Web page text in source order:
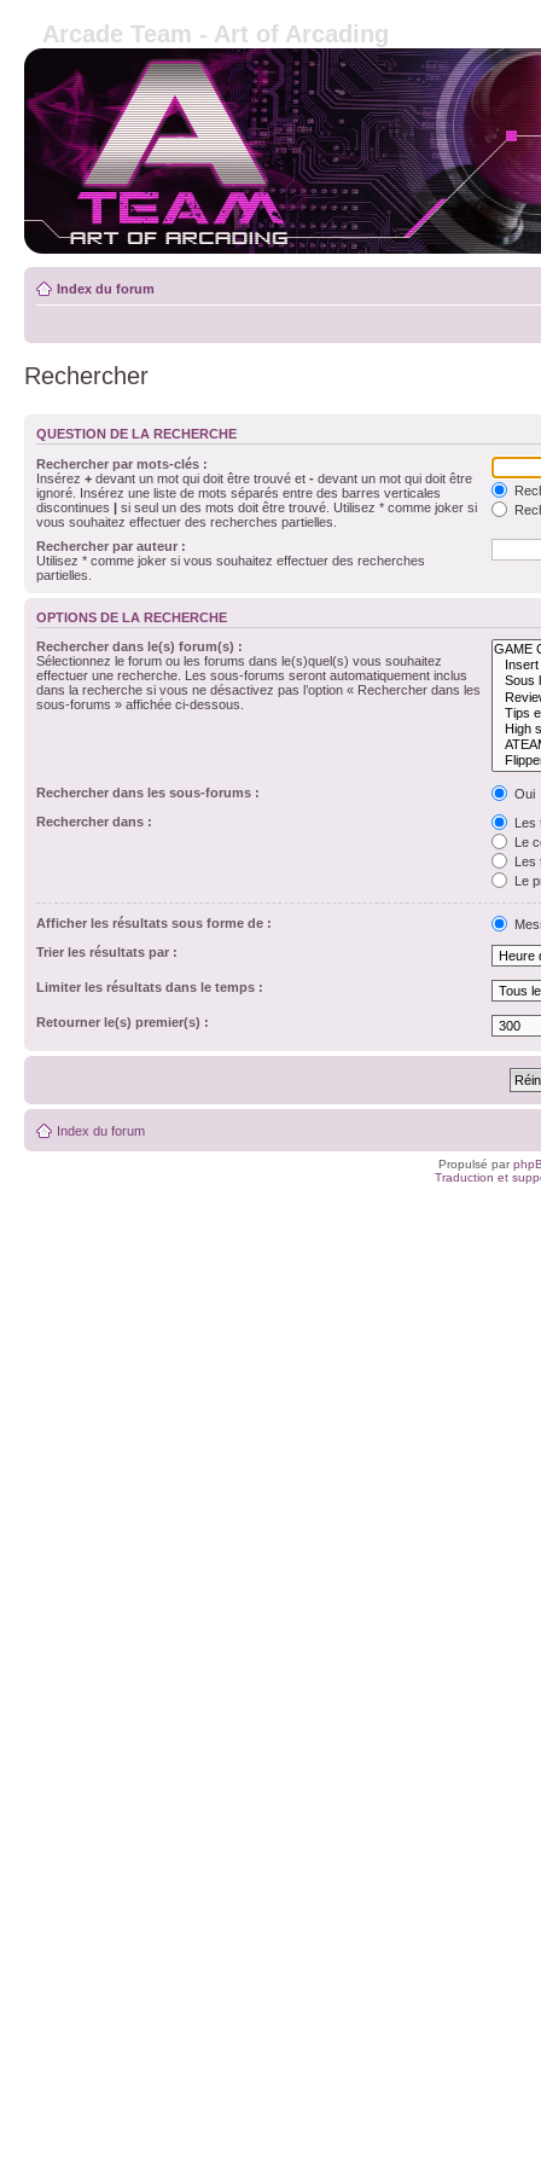
Arcade Team - Art of Arcading
Index du forum
Rechercher
QUESTION DE LA RECHERCHE
Rechercher par mots-clés :
Insérez + devant un mot qui doit être trouvé et - devant un mot qui doit être
ignoré. Insérez une liste de mots séparés entre des barres verticales
discontinues | si seul un des mots doit être trouvé. Utilisez * comme joker si
vous souhaitez effectuer des recherches partielles.
Rechercher par auteur :
Utilisez * comme joker si vous souhaitez effectuer des recherches
partielles.
OPTIONS DE LA RECHERCHE
Rechercher dans le(s) forum(s) :
Sélectionnez le forum ou les forums dans le(s)quel(s) vous souhaitez
effectuer une recherche. Les sous-forums seront automatiquement inclus
dans la recherche si vous ne désactivez pas l’option « Rechercher dans les
sous-forums » affichée ci-dessous.
Rechercher dans les sous-forums :
Oui
Rechercher dans :
Les
Le
Les
Le
Afficher les résultats sous forme de :
Trier les résultats par :
Limiter les résultats dans le temps :
Retourner le(s) premier(s) :
Index du forum
Propulsé par
Traduction et